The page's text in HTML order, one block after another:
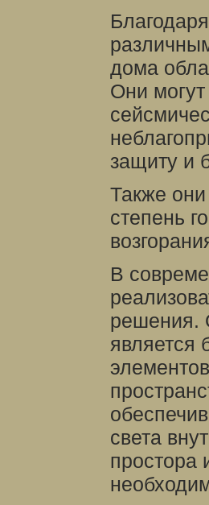
дома
Они
защиту и
Также
степень
В
решения.
является
света
простора